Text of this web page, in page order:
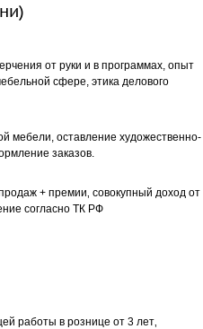
от руки и в программах, опыт
сфере, этика делового
мебели, оставление художественно-
заказов.
+ премии‚ совокупный доход от
согласно ТК РФ
работы в рознице от 3 лет‚